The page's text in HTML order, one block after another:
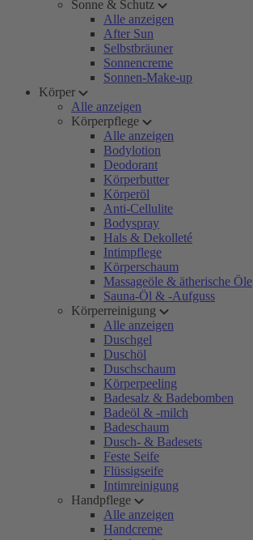
Sonne & Schutz
Alle anzeigen
After Sun
Selbstbräuner
Sonnencreme
Sonnen-Make-up
Körper
Alle anzeigen
Körperpflege
Alle anzeigen
Bodylotion
Deodorant
Körperbutter
Körperöl
Anti-Cellulite
Bodyspray
Hals & Dekolleté
Intimpflege
Körperschaum
Massageöle & ätherische Öle
Sauna-Öl & -Aufguss
Körperreinigung
Alle anzeigen
Duschgel
Duschöl
Duschschaum
Körperpeeling
Badesalz & Badebomben
Badeöl & -milch
Badeschaum
Dusch- & Badesets
Feste Seife
Flüssigseife
Intimreinigung
Handpflege
Alle anzeigen
Handcreme